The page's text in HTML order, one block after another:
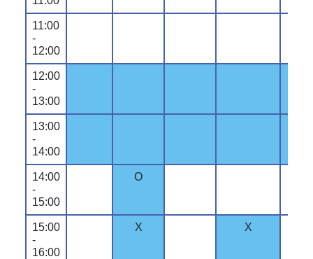
11:00
-
12:00
12:00
-
13:00
13:00
-
14:00
14:00
-
15:00
O
15:00
-
16:00
X X